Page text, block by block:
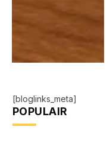
[bloglinks_meta]
POPULAIR